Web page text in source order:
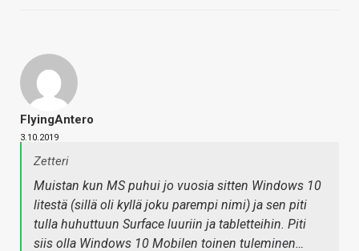
FlyingAntero
3.10.2019
Zetteri
Muistan kun MS puhui jo vuosia sitten Windows 10
litestä (sillä oli kyllä joku parempi nimi) ja sen piti
tulla huhuttuun Surface luuriin ja tabletteihin. Piti
siis olla Windows 10 Mobilen toinen tuleminen…